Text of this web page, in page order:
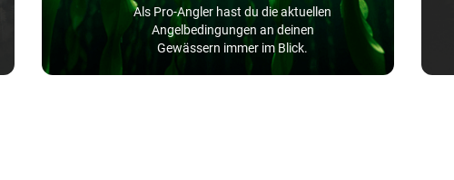
Als Pro-Angler hast du die aktuellen
Angelbedingungen an deinen
Gewässern immer im Blick.